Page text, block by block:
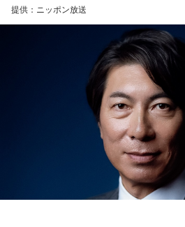
＜番組概要＞
番組名：SPORTS BEAT supported
放送日時：毎週土曜 10:00～10:50
パーソナリティ：藤木直人、高見侑里
番組Webサイト：
https://
@SPORTSBEAT_TFM
1． 鳩のぬいぐるみ
2． パスポートなどの身分証
3． 買ったばかりの乾電池
この心理テストでわかることは、追
あなたの「究極の裏の顔」です。
とっさに握りしめたものは、あなた
とする「本当に大切なもの」を暗示
られない極限の場面でこそ、普段は
提供：ニッポン放送